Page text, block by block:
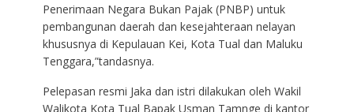
Penerimaan Negara Bukan Pajak (PNBP) untuk
pembangunan daerah dan kesejahteraan nelayan
khususnya di Kepulauan Kei, Kota Tual dan Maluku
Tenggara,”tandasnya.
Pelepasan resmi Jaka dan istri dilakukan oleh Wakil
Walikota Kota Tual Bapak Usman Tamnge di kantor